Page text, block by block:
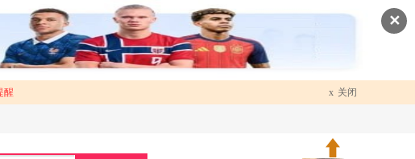
✕
醒 x 关闭